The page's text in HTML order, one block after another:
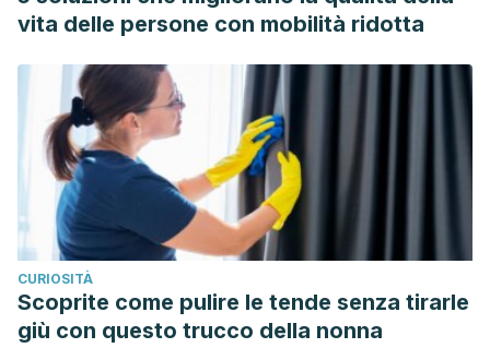
vita delle persone con mobilità ridotta
CURIOSITÀ
Scoprite come pulire le tende senza tirarle
giù con questo trucco della nonna